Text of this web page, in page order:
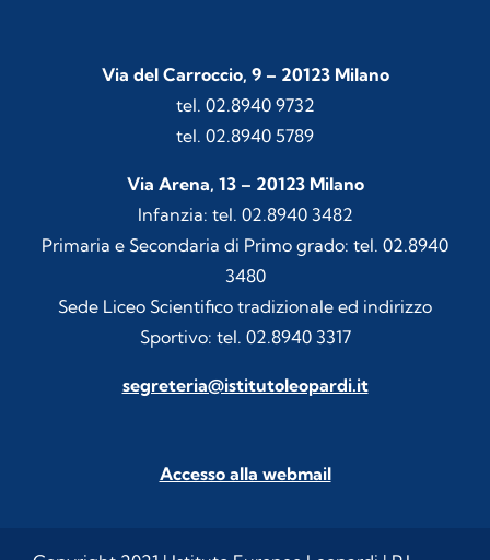
Via del Carroccio, 9 – 20123 Milano
tel. 02.8940 9732
tel. 02.8940 5789
Via Arena, 13 – 20123 Milano
Infanzia: tel. 02.8940 3482
Primaria e Secondaria di Primo grado: tel. 02.8940
3480
Sede Liceo Scientifico tradizionale ed indirizzo
Sportivo: tel. 02.8940 3317
segreteria@istitutoleopardi.it
Accesso alla webmail